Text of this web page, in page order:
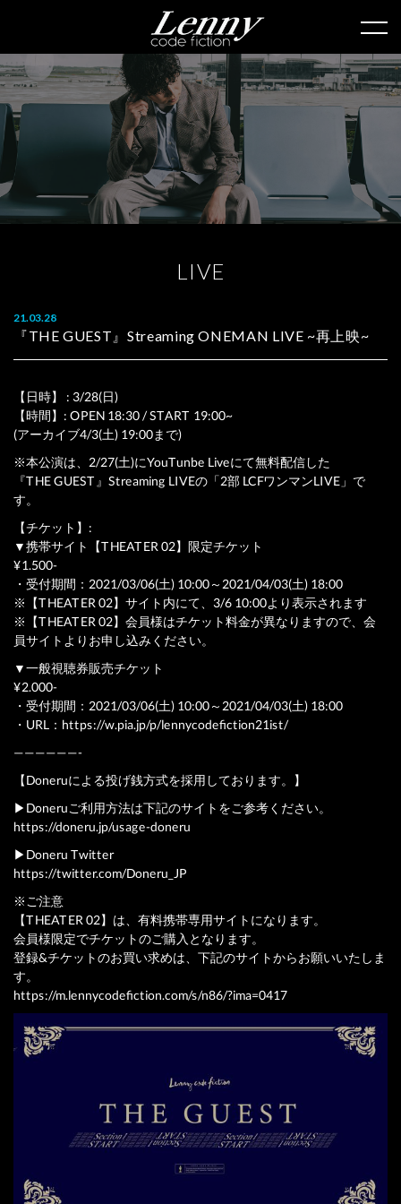
L IVE
21.03.28
『THE GUEST』Streaming ONEMAN LIVE ~再上映~
【日時】 : 3/28(日)
【時間】: OPEN 18:30 / START 19:00~
(アーカイブ4/3(土) 19:00まで)
※本公演は、2/27(土)にYouTunbe Liveにて無料配信した
『THE GUEST』Streaming LIVEの「2部 LCFワンマンLIVE」で
す。
【チケット】:
▼携帯サイト【THEATER 02】限定チケット
¥1.500-
・受付期間：2021/03/06(土) 10:00～2021/04/03(土) 18:00
※【THEATER 02】サイト内にて、3/6 10:00より表示されます
※【THEATER 02】会員様はチケット料金が異なりますので、会
員サイトよりお申し込みください。
▼一般視聴券販売チケット
¥2.000-
・受付期間：2021/03/06(土) 10:00～2021/04/03(土) 18:00
・URL： https://w.pia.jp/p/lennycodefiction21ist/
——————-
【Doneruによる投げ銭方式を採用しております。】
▶︎Doneruご利用方法は下記のサイトをご参考ください。
https://doneru.jp/usage-doneru
▶︎Doneru Twitter
https://twitter.com/Doneru_JP
※ご注意
【THEATER 02】は、有料携帯専用サイトになります。
会員様限定でチケットのご購入となります。
登録&チケットのお買い求めは、下記のサイトからお願いいたしま
す。
https://m.lennycodefiction.com/s/n86/?ima=0417